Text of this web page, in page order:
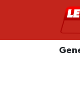
Hava